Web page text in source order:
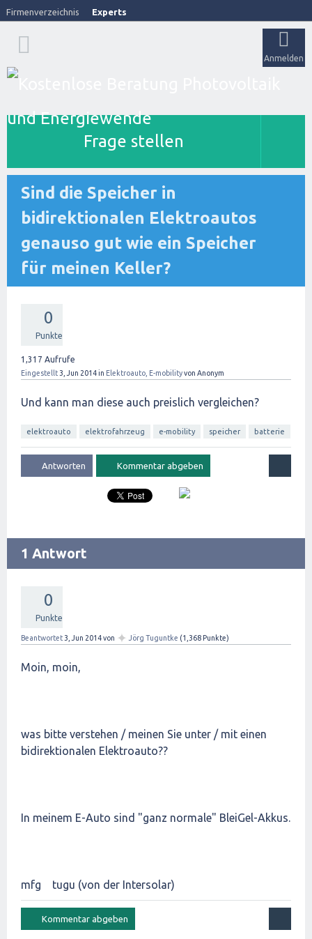
Firmenverzeichnis Experts
Anmelden
Frage stellen
Sind die Speicher in
bidirektionalen Elektroautos
genauso gut wie ein Speicher
für meinen Keller?
0
Punkte
1,317 Aufrufe
Eingestellt 3, Jun 2014in Elektroauto, E-mobilityvon Anonym
Und kann man diese auch preislich vergleichen?
elektroauto elektrofahrzeug e-mobility speicher batterie
1 Antwort
0
Punkte
Beantwortet 3, Jun 2014von ✦ Jörg Tuguntke (1,368 Punkte)
Moin, moin,
was bitte verstehen / meinen Sie unter / mit einen
bidirektionalen Elektroauto??
In meinem E-Auto sind "ganz normale" BleiGel-Akkus.
mfg tugu (von der Intersolar)